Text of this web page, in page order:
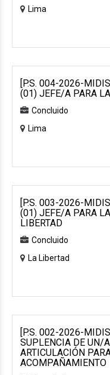
Lima
[P.S. 004-2026-
(01) JEFE/A PARA
Concluido
Lima
[P.S. 003-2026-
(01) JEFE/A PARA
LIBERTAD
Concluido
La Libertad
[P.S. 002-2026-
SUPLENCIA DE UN/
ARTICULACIÓN
ACOMPAÑAMIENTO